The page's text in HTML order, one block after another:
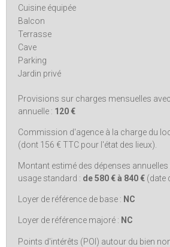
Cuisine équipée
Balcon
Terrasse
Cave
Parking
Jardin privé
Provisions sur charges mensuelles
annuelle : 120 €
Commission d'agence à la charge du
(dont 156 € TTC pour l'état des lieux).
Montant estimé des dépenses
usage standard : de580 €à 840 € (date
Loyer de référence de base : NC
Loyer de référence majoré : NC
Points d'intérêts (POI) autour du bien